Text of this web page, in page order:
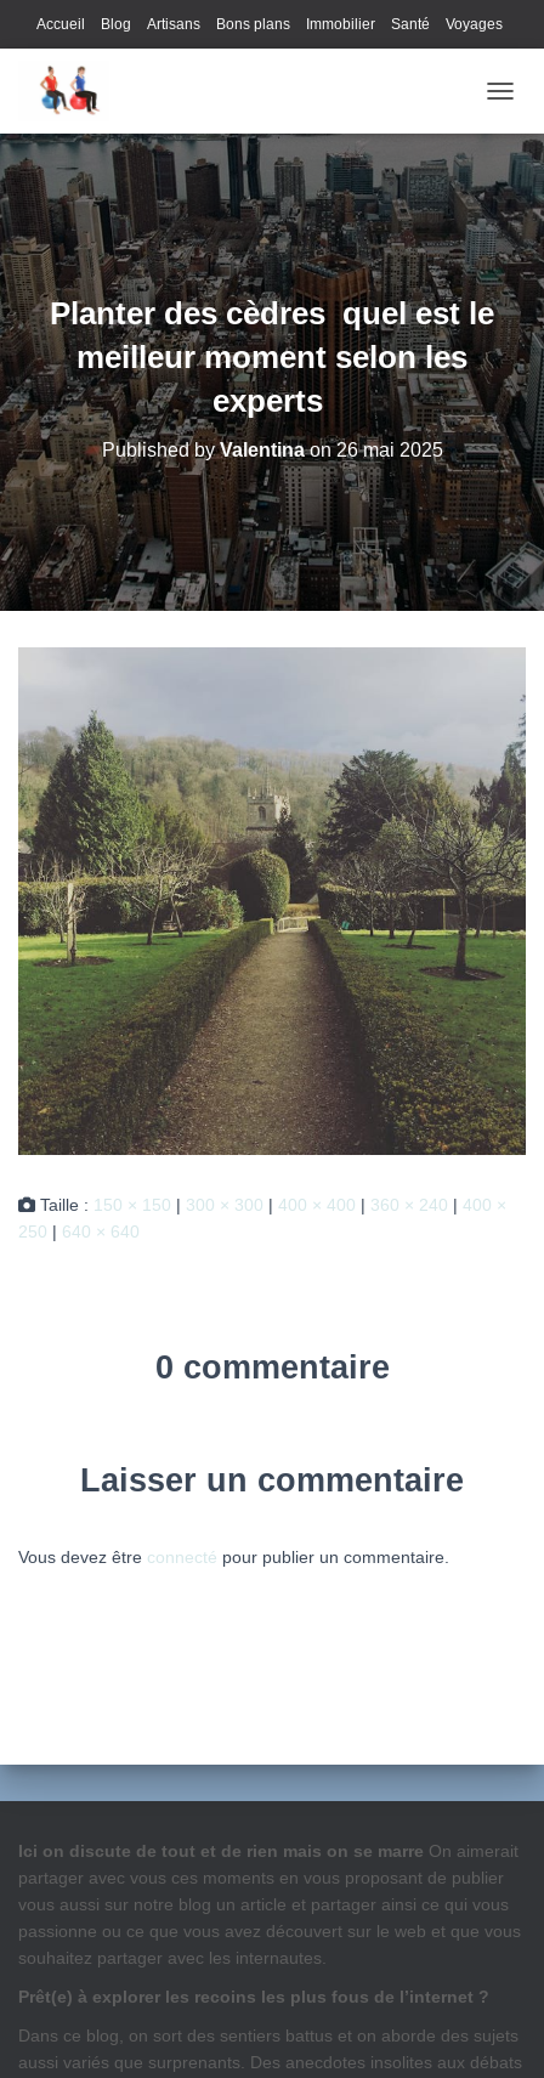
Accueil Blog Artisans Bons plans Immobilier Santé Voyages
Lifestyle
Juridique Logistique Publicité Technologie
Planter des cèdres quel est le
meilleur moment selon les
experts
Published byValentinaon26 mai 2025
Taille : 150 × 150 | 300 × 300 | 400 × 400 | 360 × 240 | 400 ×
250 | 640 × 640
0 commentaire
Laisser un commentaire
Vous devez être connecté pour publier un commentaire.
Ici on discute de tout et de rien mais on se marre On aimerait
partager avec vous ces moments en vous proposant de publier
vous aussi sur notre blog un article et partager ainsi ce qui vous
passionne ou ce que vous avez découvert sur le web et que vous
souhaitez partager avec les internautes.
Prêt(e) à explorer les recoins les plus fous de l’internet ?
Dans ce blog, on sort des sentiers battus et on aborde des sujets
aussi variés que surprenants. Des anecdotes insolites aux débats